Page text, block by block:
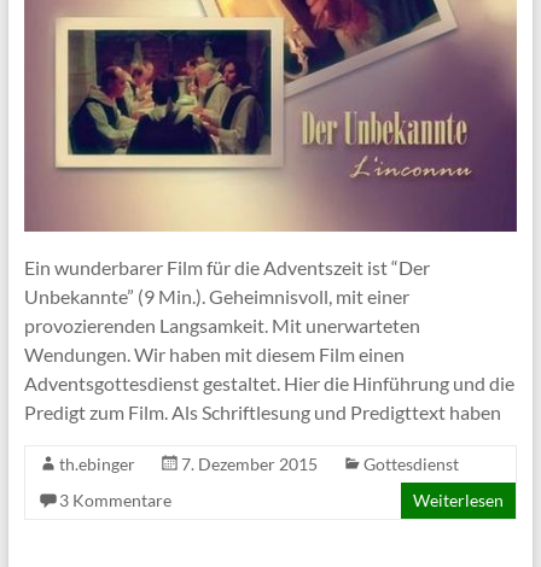
Ein wunderbarer Film für die Adventszeit ist “Der
Unbekannte” (9 Min.). Geheimnisvoll, mit einer
provozierenden Langsamkeit. Mit unerwarteten
Wendungen. Wir haben mit diesem Film einen
Adventsgottesdienst gestaltet. Hier die Hinführung und die
Predigt zum Film. Als Schriftlesung und Predigttext haben
th.ebinger 7. Dezember 2015
Gottesdienst
3 Kommentare
Weiterlesen